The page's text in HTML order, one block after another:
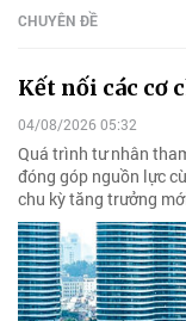
CHUYÊN ĐỀ
Kết nối các cơ
04/08/2026 05:32
Quá trình tư nhân
đóng góp nguồn lực
chu kỳ tăng trưởng